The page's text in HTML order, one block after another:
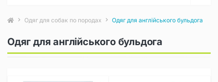
Одяг для собак по породах Одяг для англійського бульдога
Одяг для англійського бульдога